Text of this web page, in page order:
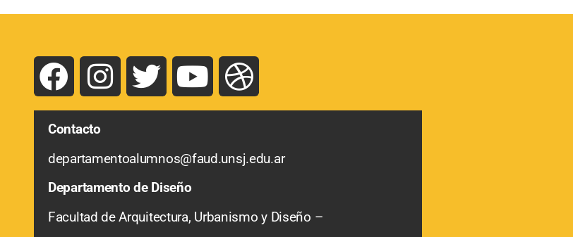
Contacto
departamentoalumnos@faud.unsj.edu.ar
Departamento de Diseño
Facultad de Arquitectura, Urbanismo y Diseño –